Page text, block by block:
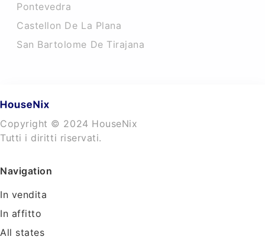
Pontevedra
Castellon De La Plana
San Bartolome De Tirajana
Copyright © 2024 HouseNix
Tutti i diritti riservati.
Navigation
In vendita
In affitto
All states